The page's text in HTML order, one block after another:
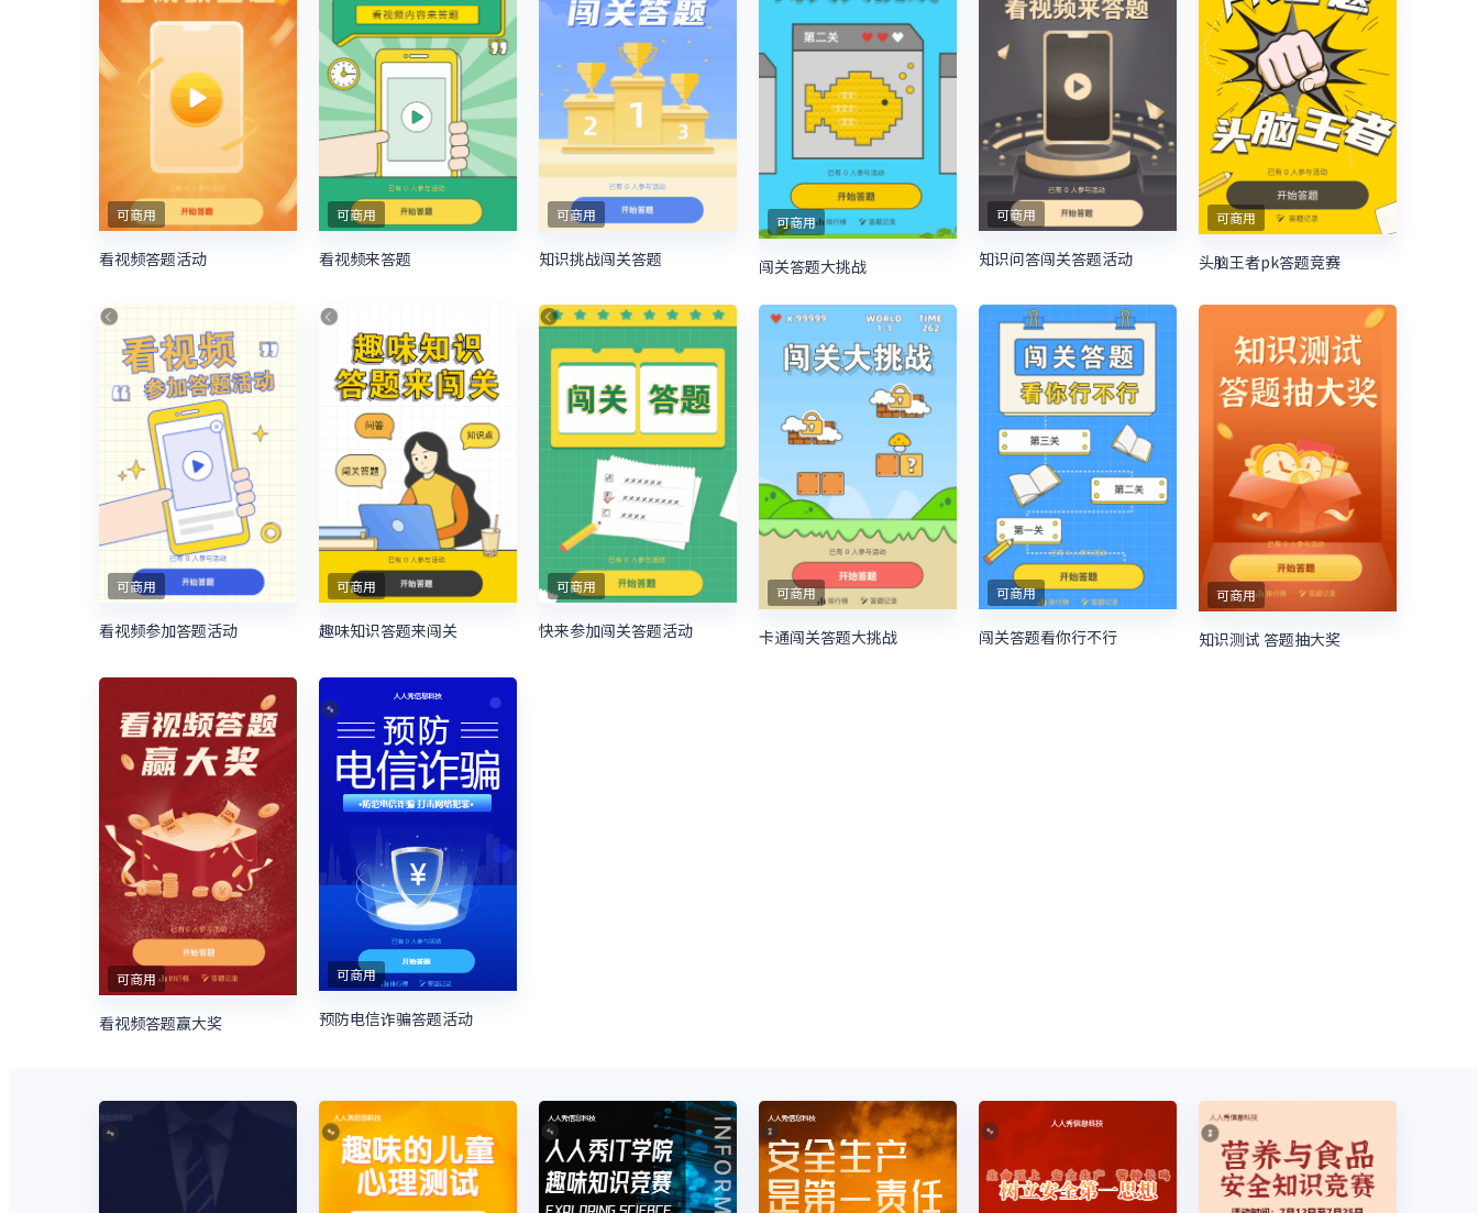
可商用
看视频答题活动
可商用
看视频来答题
可商用
知识挑战闯关答题
可商用
闯关答题大挑战
可商用
知识问答闯关答题活动
可商用
头脑王者pk答题竞赛
可商用
看视频参加答题活动
可商用
趣味知识答题来闯关
可商用
快来参加闯关答题活动
可商用
卡通闯关答题大挑战
可商用
闯关答题看你行不行
可商用
知识测试 答题抽大奖
可商用
看视频答题赢大奖
可商用
预防电信诈骗答题活动